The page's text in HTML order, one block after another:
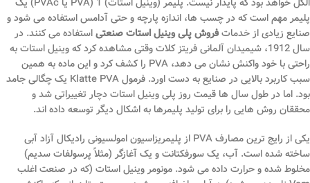
پلیمر مهم است که در چسب ها، اندازه پارچه و حتی آدامس استفاده می شود و
صنایع زیادی از خدماتفروش پلی وینیل استات صنعتیاستفاده می کنند. در
سال 1912، شیمیدان آلمانی فریتز کلات وقتی مشاهده کرد که وینیل استات به
راحتی با خود واکنش نشان می دهد، PVA را کشف کرد و این ماده به همین
سبب کاربرد بالایی در صنایع به دست اورد. فرمول Klatte PVA یک چگالی جامد
بود. اما در طول سال ها قیمت روز پلی وینیل استات دچار تغییراتی شد و
محققان روش هایی را برای تولید پلیمرها به اشکال دیگر توسعه داده اند.
یکی از رایج ترین مصارف PVA از پلیمریزاسیون امولسیونی رادیکال آزاد آبی
ساخته شده است. آب، یک سورفکتانت و یک آغازگر (مثلاً پرسولفات سدیم)
مخلوط شده و حرارت داده می شود. مونومر وینیل استات (که در صنعت اغلب